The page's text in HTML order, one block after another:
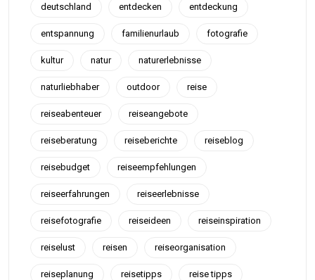
deutschland entdecken entdeckung
entspannung familienurlaub fotografie
kultur natur naturerlebnisse
naturliebhaber outdoor reise
reiseabenteuer reiseangebote
reiseberatung reiseberichte reiseblog
reisebudget reiseempfehlungen
reiseerfahrungen reiseerlebnisse
reisefotografie reiseideen reiseinspiration
reiselust reisen reiseorganisation
reiseplanung reisetipps reise tipps